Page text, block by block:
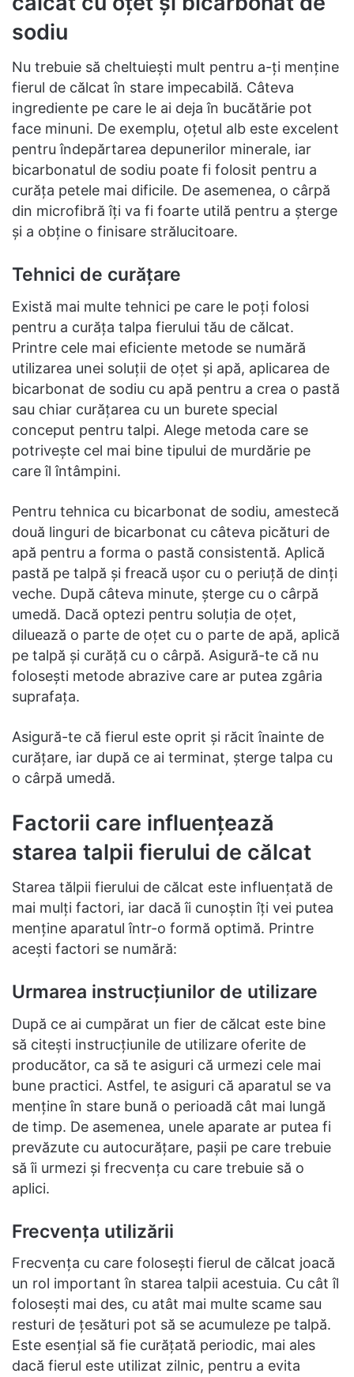
sodiu
Nu trebuie să cheltuiești mult pentru a-ți menține
fierul de călcat în stare impecabilă. Câteva
ingrediente pe care le ai deja în bucătărie pot
face minuni. De exemplu, oțetul alb este excelent
pentru îndepărtarea depunerilor minerale, iar
bicarbonatul de sodiu poate fi folosit pentru a
curăța petele mai dificile. De asemenea, o cârpă
din microfibră îți va fi foarte utilă pentru a șterge
și a obține o finisare strălucitoare.
Tehnici de curățare
Există mai multe tehnici pe care le poți folosi
pentru a curăța talpa fierului tău de călcat.
Printre cele mai eficiente metode se numără
utilizarea unei soluții de oțet și apă, aplicarea de
bicarbonat de sodiu cu apă pentru a crea o pastă
sau chiar curățarea cu un burete special
conceput pentru talpi. Alege metoda care se
potrivește cel mai bine tipului de murdărie pe
care îl întâmpini.
Pentru tehnica cu bicarbonat de sodiu, amestecă
două linguri de bicarbonat cu câteva picături de
apă pentru a forma o pastă consistentă. Aplică
pastă pe talpă și freacă ușor cu o periuță de dinți
veche. După câteva minute, șterge cu o cârpă
umedă. Dacă optezi pentru soluția de oțet,
diluează o parte de oțet cu o parte de apă, aplică
pe talpă și curăță cu o cârpă. Asigură-te că nu
folosești metode abrazive care ar putea zgâria
suprafața.
Asigură-te că fierul este oprit și răcit înainte de
curățare, iar după ce ai terminat, șterge talpa cu
o cârpă umedă.
Factorii care influențează
starea talpii fierului de călcat
Starea tălpii fierului de călcat este influențată de
mai mulți factori, iar dacă îi cunoștin îți vei putea
menține aparatul într-o formă optimă. Printre
acești factori se numără:
Urmarea instrucțiunilor de utilizare
După ce ai cumpărat un fier de călcat este bine
să citești instrucțiunile de utilizare oferite de
producător, ca să te asiguri că urmezi cele mai
bune practici. Astfel, te asiguri că aparatul se va
menține în stare bună o perioadă cât mai lungă
de timp. De asemenea, unele aparate ar putea fi
prevăzute cu autocurățare, pașii pe care trebuie
să îi urmezi și frecvența cu care trebuie să o
aplici.
Frecvența utilizării
Frecvența cu care folosești fierul de călcat joacă
un rol important în starea talpii acestuia. Cu cât îl
folosești mai des, cu atât mai multe scame sau
resturi de țesături pot să se acumuleze pe talpă.
Este esențial să fie curățată periodic, mai ales
dacă fierul este utilizat zilnic, pentru a evita